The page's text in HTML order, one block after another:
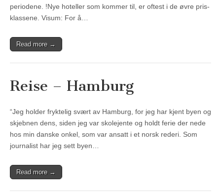
periodene. !Nye hoteller som kommer til, er oftest i de øvre pris-
klassene. Visum: For å…
Read more →
Reise – Hamburg
“Jeg holder fryktelig svært av Hamburg, for jeg har kjent byen og
skjebnen dens, siden jeg var skolejente og holdt ferie der nede
hos min danske onkel, som var ansatt i et norsk rederi. Som
journalist har jeg sett byen…
Read more →